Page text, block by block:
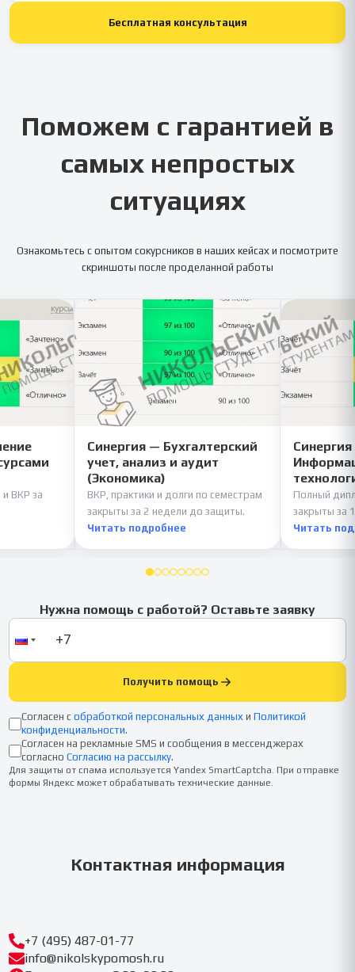
Бесплатная консультация
Поможем с гарантией в
самых непростых
ситуациях
Ознакомьтесь с опытом сокурсников в наших кейсах и посмотрите
скриншоты после проделанной работы
и ВКР за
Синергия — Бухгалтерский
учет, анализ и аудит
(Экономика)
ВКР, практики и долги по семестрам
закрыты за 2 недели до защиты.
Читать подробнее
Полный
закрыты за
Читать
Нужна помощь с работой? Оставьте заявку
Получить помощь
Согласен с обработкой персональных данных и Политикой
конфиденциальности.
Согласен на рекламные SMS и сообщения в мессенджерах
согласно Согласию на рассылку.
Для защиты от спама используется Yandex SmartCaptcha. При отправке
формы Яндекс может обрабатывать технические данные.
Контактная информация
+7 (495) 487-01-77
info@nikolskypomosh.ru